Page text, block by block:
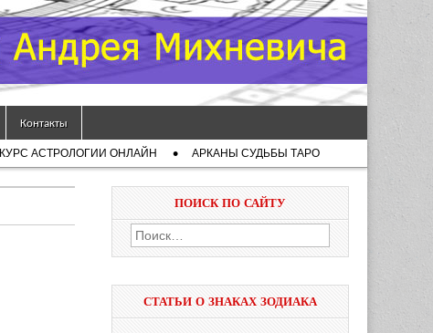
Контакты
КУРС АСТРОЛОГИИ ОНЛАЙН АРКАНЫ СУДЬБЫ ТАРО
ПОИСК ПО САЙТУ
Найти:
СТАТЬИ О ЗНАКАХ ЗОДИАКА